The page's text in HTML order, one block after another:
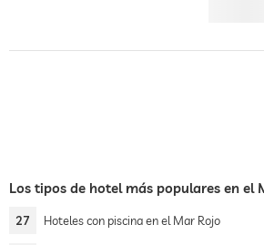
Los tipos de hotel más populares en el
27 Hoteles con piscina en el Mar Rojo